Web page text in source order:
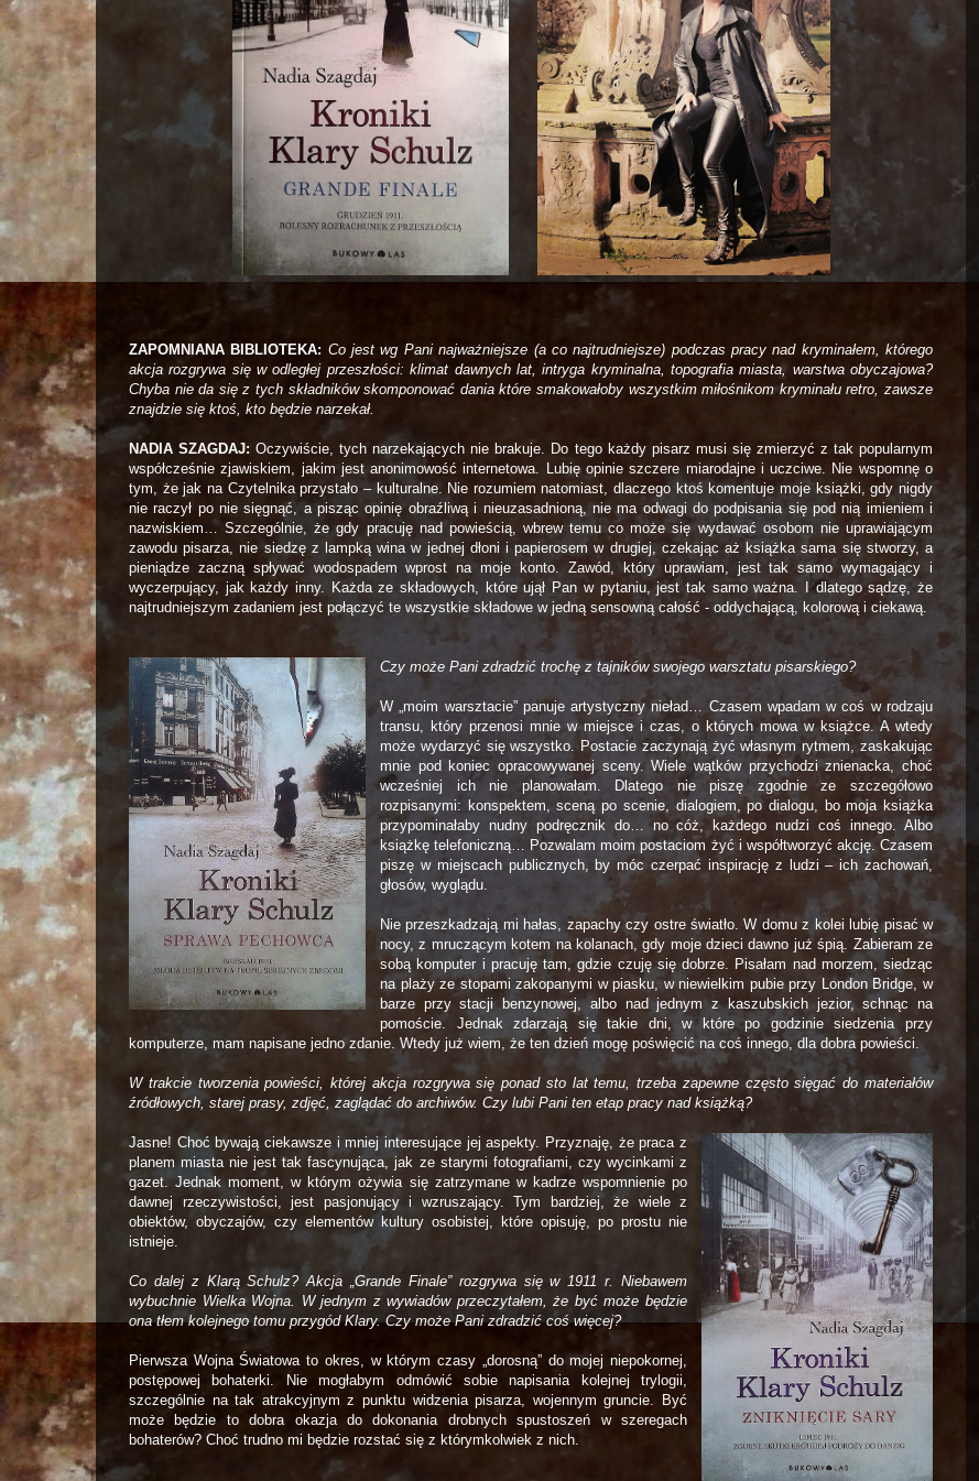
ZAPOMNIANA BIBLIOTEKA: Co jest wg Pani najważniejsze (a co najtrudniejsze) podczas pracy nad kryminałem, którego
akcja rozgrywa się w odległej przeszłości: klimat dawnych lat, intryga kryminalna, topografia miasta, warstwa obyczajowa?
Chyba nie da się z tych składników skomponować dania które smakowałoby wszystkim miłośnikom kryminału retro, zawsze
znajdzie się ktoś, kto będzie narzekał.
NADIA SZAGDAJ: Oczywiście, tych narzekających nie brakuje. Do tego każdy pisarz musi się zmierzyć z tak popularnym
współcześnie zjawiskiem, jakim jest anonimowość internetowa. Lubię opinie szczere miarodajne i uczciwe. Nie wspomnę o
tym, że jak na Czytelnika przystało – kulturalne. Nie rozumiem natomiast, dlaczego ktoś komentuje moje książki, gdy nigdy
nie raczył po nie sięgnąć, a pisząc opinię obraźliwą i nieuzasadnioną, nie ma odwagi do podpisania się pod nią imieniem i
nazwiskiem… Szczególnie, że gdy pracuję nad powieścią, wbrew temu co może się wydawać osobom nie uprawiającym
zawodu pisarza, nie siedzę z lampką wina w jednej dłoni i papierosem w drugiej, czekając aż książka sama się stworzy, a
pieniądze zaczną spływać wodospadem wprost na moje konto. Zawód, który uprawiam, jest tak samo wymagający i
wyczerpujący, jak każdy inny. Każda ze składowych, które ujął Pan w pytaniu, jest tak samo ważna. I dlatego sądzę, że
najtrudniejszym zadaniem jest połączyć te wszystkie składowe w jedną sensowną całość - oddychającą, kolorową i ciekawą.
Czy może Pani zdradzić trochę z tajników swojego warsztatu pisarskiego?
W „moim warsztacie” panuje artystyczny nieład… Czasem wpadam w coś w rodzaju
transu, który przenosi mnie w miejsce i czas, o których mowa w książce. A wtedy
może wydarzyć się wszystko. Postacie zaczynają żyć własnym rytmem, zaskakując
mnie pod koniec opracowywanej sceny. Wiele wątków przychodzi znienacka, choć
wcześniej ich nie planowałam. Dlatego nie piszę zgodnie ze szczegółowo
rozpisanymi: konspektem, sceną po scenie, dialogiem, po dialogu, bo moja książka
przypominałaby nudny podręcznik do… no cóż, każdego nudzi coś innego. Albo
książkę telefoniczną… Pozwalam moim postaciom żyć i współtworzyć akcję. Czasem
piszę w miejscach publicznych, by móc czerpać inspirację z ludzi – ich zachowań,
głosów, wyglądu.
Nie przeszkadzają mi hałas, zapachy czy ostre światło. W domu z kolei lubię pisać w
nocy, z mruczącym kotem na kolanach, gdy moje dzieci dawno już śpią. Zabieram ze
sobą komputer i pracuję tam, gdzie czuję się dobrze. Pisałam nad morzem, siedząc
na plaży ze stopami zakopanymi w piasku, w niewielkim pubie przy London Bridge, w
barze przy stacji benzynowej, albo nad jednym z kaszubskich jezior, schnąc na
pomoście. Jednak zdarzają się takie dni, w które po godzinie siedzenia przy
komputerze, mam napisane jedno zdanie. Wtedy już wiem, że ten dzień mogę poświęcić na coś innego, dla dobra powieści.
W trakcie tworzenia powieści, której akcja rozgrywa się ponad sto lat temu, trzeba zapewne często sięgać do materiałów
źródłowych, starej prasy, zdjęć, zaglądać do archiwów. Czy lubi Pani ten etap pracy nad książką?
Jasne! Choć bywają ciekawsze i mniej interesujące jej aspekty. Przyznaję, że praca z
planem miasta nie jest tak fascynująca, jak ze starymi fotografiami, czy wycinkami z
gazet. Jednak moment, w którym ożywia się zatrzymane w kadrze wspomnienie po
dawnej rzeczywistości, jest pasjonujący i wzruszający. Tym bardziej, że wiele z
obiektów, obyczajów, czy elementów kultury osobistej, które opisuję, po prostu nie
istnieje.
Co dalej z Klarą Schulz? Akcja „Grande Finale” rozgrywa się w 1911 r. Niebawem
wybuchnie Wielka Wojna. W jednym z wywiadów przeczytałem, że być może będzie
ona tłem kolejnego tomu przygód Klary. Czy może Pani zdradzić coś więcej?
Pierwsza Wojna Światowa to okres, w którym czasy „dorosną” do mojej niepokornej,
postępowej bohaterki. Nie mogłabym odmówić sobie napisania kolejnej trylogii,
szczególnie na tak atrakcyjnym z punktu widzenia pisarza, wojennym gruncie. Być
może będzie to dobra okazja do dokonania drobnych spustoszeń w szeregach
bohaterów? Choć trudno mi będzie rozstać się z którymkolwiek z nich.